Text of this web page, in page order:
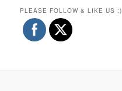
PLEASE FOLLOW & LIKE US :)